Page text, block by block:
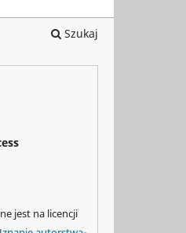
Szukaj
jest na licencji